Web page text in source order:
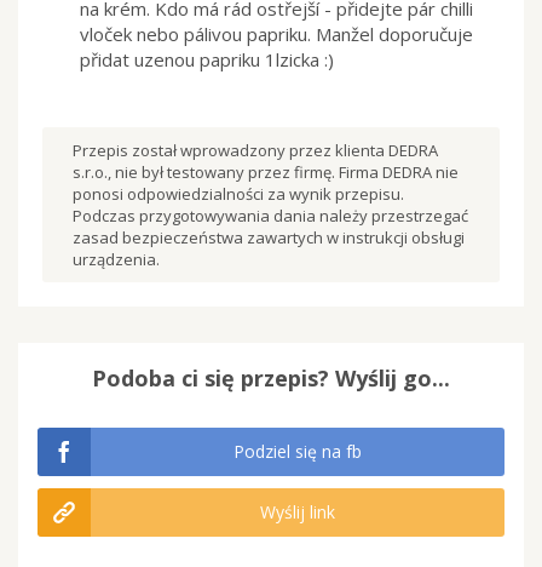
na krém. Kdo má rád ostřejší - přidejte pár chilli
vloček nebo pálivou papriku. Manžel doporučuje
přidat uzenou papriku 1lzicka :)
Przepis został wprowadzony przez klienta DEDRA
s.r.o., nie był testowany przez firmę. Firma DEDRA nie
ponosi odpowiedzialności za wynik przepisu.
Podczas przygotowywania dania należy przestrzegać
zasad bezpieczeństwa zawartych w instrukcji obsługi
urządzenia.
Podoba ci się przepis? Wyślij go...
Podziel się na fb
Wyślij link